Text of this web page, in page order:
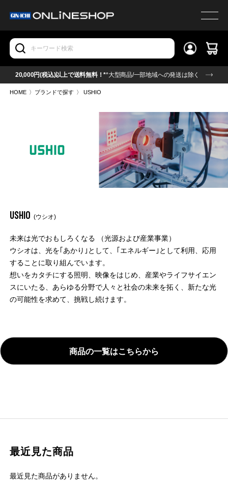
20,000円(税込)以上で送料無料！**大型商品/一部地域への発送は除く
HOME 〉 ブランドで探す 〉USHIO
USHIO (ウシオ)
未来は光でおもしろくなる （光源および産業事業）
ウシオは、光を｢あかり｣として、｢エネルギー｣として利用、応用
することに取り組んでいます。
想いをカタチにする照明、映像をはじめ、産業やライフサイエン
スにいたる、あらゆる分野で人々と社会の未来を拓く、新たな光
の可能性を求めて、挑戦し続けます。
商品の一覧はこちらから
最近見た商品
最近見た商品がありません。